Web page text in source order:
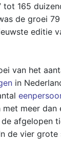
165
de groei
editie
van het
in
meer dan
afgelopen
de vier grote